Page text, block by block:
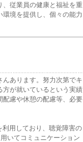
従業員の健康と福祉を重
境を提供し、個々の能力
んあります。努力次第でキ
方が就いているという実績
配慮や休憩の配慮等、必要
利用しており、聴覚障害の
いてコミュニケーション